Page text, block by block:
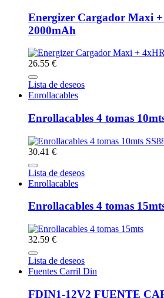
Energizer Cargador Maxi
2000mAh
26.55 €
Lista de deseos
Enrollacables
Enrollacables 4 tomas
30.41 €
Lista de deseos
Enrollacables
Enrollacables 4 tomas
32.59 €
Lista de deseos
Fuentes Carril Din
FDIN1-12V2 FUENTE